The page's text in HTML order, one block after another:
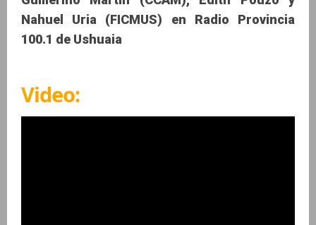
Nahuel Uria (FICMUS) en Radio Provincia
100.1 de Ushuaia
Video: